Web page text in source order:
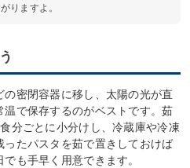
りますよ。
密閉容器に移し、太陽の光が直
で保存するのがベストです。茹
分ごとに小分けし、冷蔵庫や冷凍
たパスタを茹で置きしておけば
も手早く用意できます。